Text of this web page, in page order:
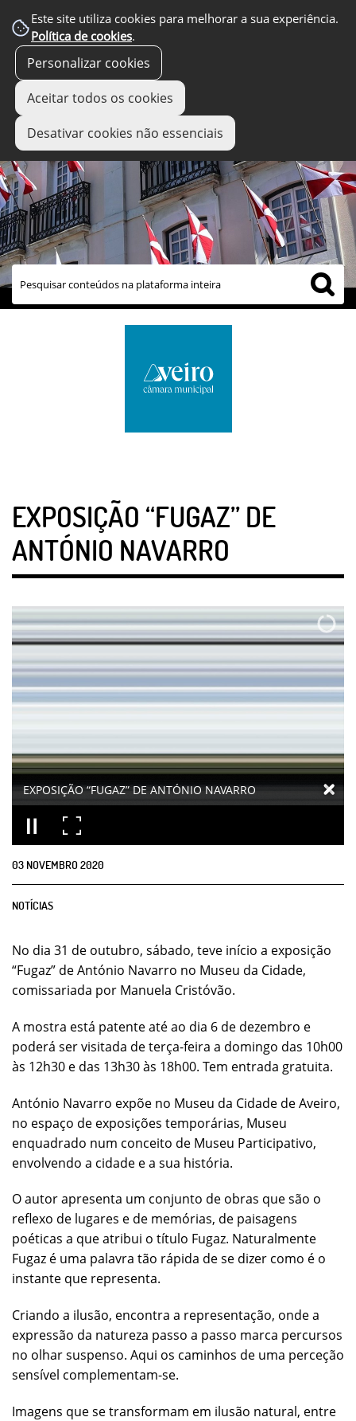
Este site utiliza cookies para melhorar a sua experiência.
Política de cookies.
Personalizar cookies
Aceitar todos os cookies
Desativar cookies não essenciais
links úteis
EXPOSIÇÃO “FUGAZ” DE
ANTÓNIO NAVARRO
EXPOSIÇÃO “FUGAZ” DE ANTÓNIO NAVARRO
03 NOVEMBRO2020
NOTÍCIAS
No dia 31 de outubro, sábado, teve início a exposição
“Fugaz” de António Navarro no Museu da Cidade,
comissariada por Manuela Cristóvão.
A mostra está patente até ao dia 6 de dezembro e
poderá ser visitada de terça-feira a domingo das 10h00
às 12h30 e das 13h30 às 18h00. Tem entrada gratuita.
António Navarro expõe no Museu da Cidade de Aveiro,
no espaço de exposições temporárias, Museu
enquadrado num conceito de Museu Participativo,
envolvendo a cidade e a sua história.
O autor apresenta um conjunto de obras que são o
reflexo de lugares e de memórias, de paisagens
poéticas a que atribui o título Fugaz. Naturalmente
Fugaz é uma palavra tão rápida de se dizer como é o
instante que representa.
Criando a ilusão, encontra a representação, onde a
expressão da natureza passo a passo marca percursos
no olhar suspenso. Aqui os caminhos de uma perceção
sensível complementam-se.
Imagens que se transformam em ilusão natural, entre